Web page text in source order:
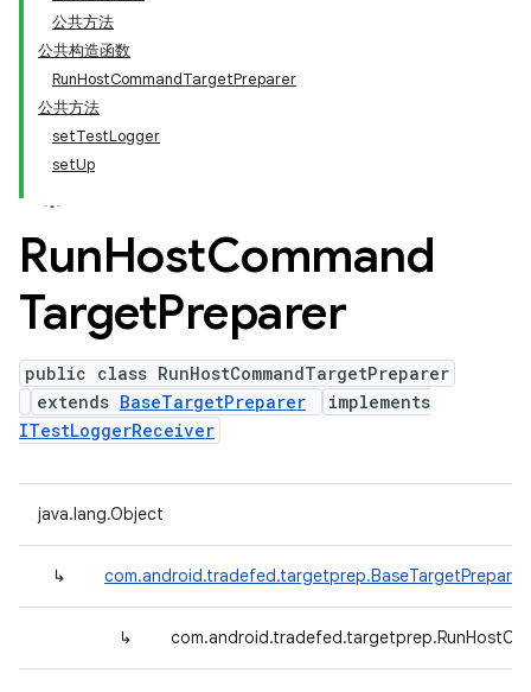
公共方法
公共构造函数
RunHostCommandTargetPreparer
公共方法
setTestLogger
setUp
RunHostCommand
TargetPreparer
public class RunHostCommandTargetPreparer
extends BaseTargetPreparer
implements
ITestLoggerReceiver
java.lang.Object
↳ com.android.tradefed.targetprep.BaseTargetPreparer
↳